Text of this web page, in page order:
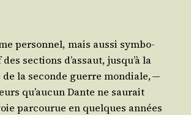
per­son­nel, mais aus­si sym­bo­
sec­tions d’as­saut, jus­qu’à la
la seconde guerre mon­diale, —
qu’au­cun Dante ne sau­rait
par­cou­rue en quelques années